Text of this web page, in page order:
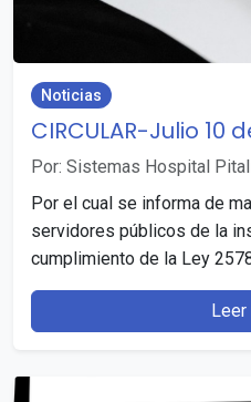
Noticias
CIRCULAR-Julio 10
Por: Sistemas Hospital
Por el cual se informa de
servidores públicos de la
cumplimiento de la Ley
Leer